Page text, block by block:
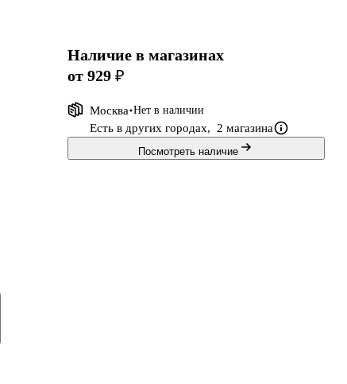
Наличие в магазинах
от 929 ₽
Москва Нет в наличии
Есть в других городах, 2 магазина
Посмотреть наличие